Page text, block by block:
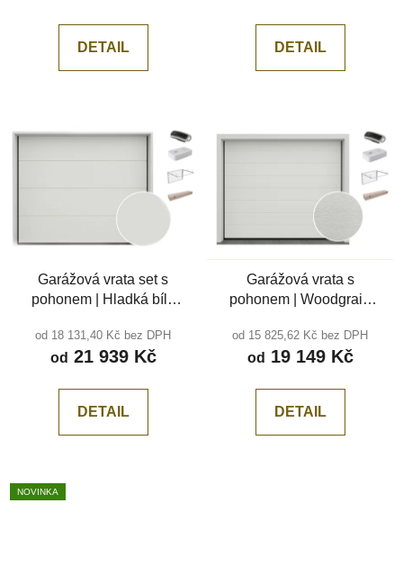
DETAIL DETAIL
Garážová vrata set s
pohonem | Hladká bílá
od 18 131,40 Kč bez DPH
od 21 939 Kč
DETAIL
Garážová vrata s
pohonem | Woodgrain
drážka
od 15 825,62 Kč bez DPH
od 19 149 Kč
DETAIL
NOVINKA